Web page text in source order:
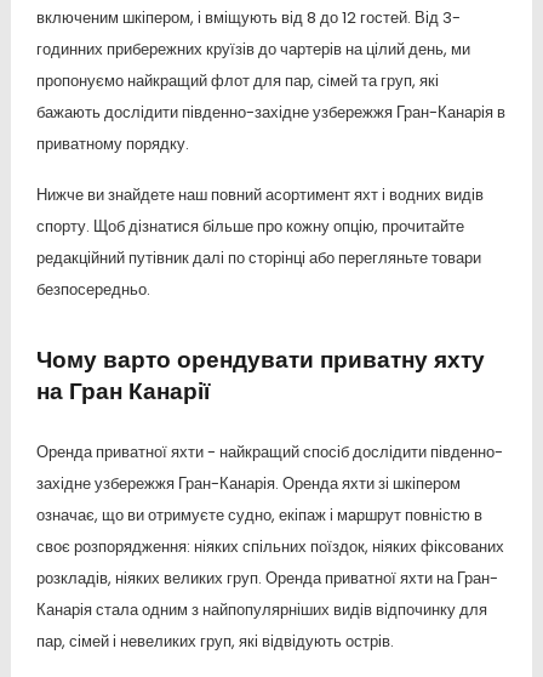
включеним шкіпером, і вміщують від 8 до 12 гостей. Від 3-
годинних прибережних круїзів до чартерів на цілий день, ми
пропонуємо найкращий флот для пар, сімей та груп, які
бажають дослідити південно-західне узбережжя Гран-Канарія в
приватному порядку.
Нижче ви знайдете наш повний асортимент яхт і водних видів
спорту. Щоб дізнатися більше про кожну опцію, прочитайте
редакційний путівник далі по сторінці або перегляньте товари
безпосередньо.
Чому варто орендувати приватну яхту
на Гран Канарії
Оренда приватної яхти - найкращий спосіб дослідити південно-
західне узбережжя Гран-Канарія. Оренда яхти зі шкіпером
означає, що ви отримуєте судно, екіпаж і маршрут повністю в
своє розпорядження: ніяких спільних поїздок, ніяких фіксованих
розкладів, ніяких великих груп. Оренда приватної яхти на Гран-
Канарія стала одним з найпопулярніших видів відпочинку для
пар, сімей і невеликих груп, які відвідують острів.